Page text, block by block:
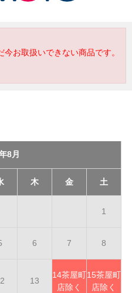
お取扱いできない商品です。
8月
木 金 土
1
6 7 8
13
14茶屋町
店除く
15茶屋町
店除く